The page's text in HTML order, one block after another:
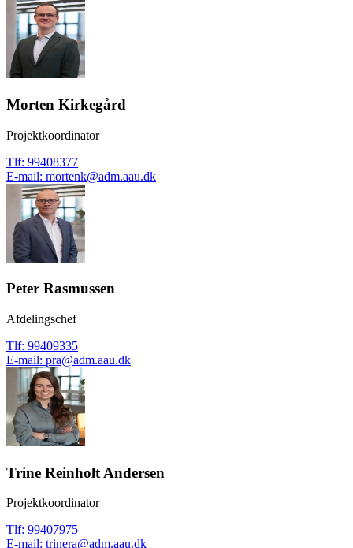
Morten Kirkegård
Projektkoordinator
Tlf: 99408377
E-mail: mortenk@adm.aau.dk
Peter Rasmussen
Afdelingschef
Tlf: 99409335
E-mail: pra@adm.aau.dk
Trine Reinholt Andersen
Projektkoordinator
Tlf: 99407975
E-mail: trinera@adm.aau.dk